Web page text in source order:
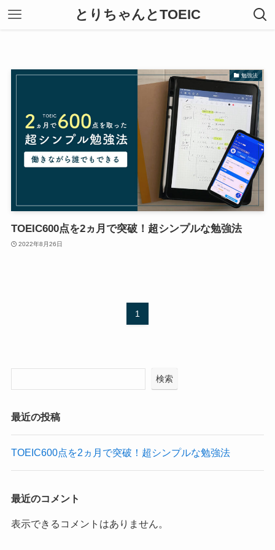
とりちゃんとTOEIC
勉強法
TOEIC600点を2ヵ月で突破！超シンプルな勉強法
2022年8月26日
1
検索
最近の投稿
TOEIC600点を2ヵ月で突破！超シンプルな勉強法
最近のコメント
表示できるコメントはありません。